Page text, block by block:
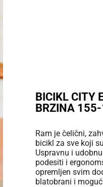
BICIKL CITY
BRZINA
Ram je čelični,
bicikl za sve koji
Uspravnu i
podesiti i
opremljen svim
blatobrani i